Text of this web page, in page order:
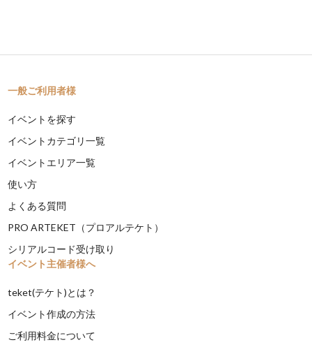
一般ご利用者様
イベントを探す
イベントカテゴリ一覧
イベントエリア一覧
使い方
よくある質問
PRO ARTEKET（プロアルテケト）
シリアルコード受け取り
イベント主催者様へ
teket(テケト)とは？
イベント作成の方法
ご利用料金について